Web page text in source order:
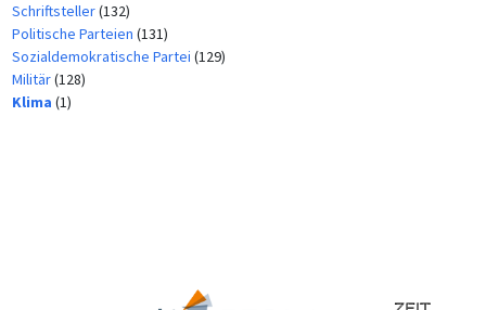
Schriftsteller(132)
Politische Parteien (131)
Sozialdemokratische Partei (129)
Militär(128)
Klima (1)